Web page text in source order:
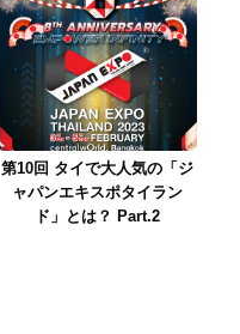
第10回 タイで大人気の「ジ
ャパンエキスポタイラン
ド」とは？ Part.2